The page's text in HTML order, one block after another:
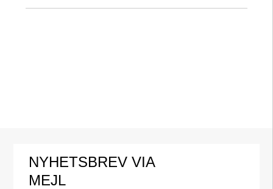
NYHETSBREV VIA
MEJL